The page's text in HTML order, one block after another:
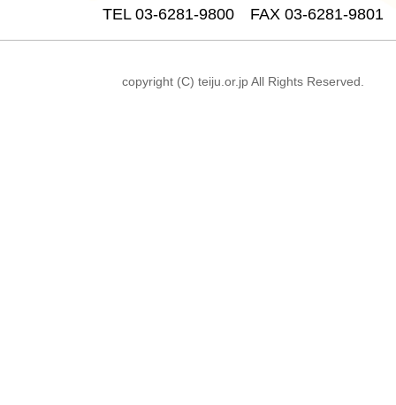
TEL 03-6281-9800 FAX 03-6281-9801
copyright (C) teiju.or.jp All Rights Reserved.